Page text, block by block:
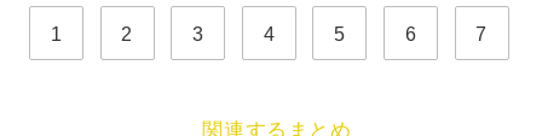
1 2 3 4 5 6 7
関連するまとめ